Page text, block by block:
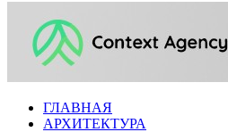
ГЛАВНАЯ
АРХИТЕКТУРА